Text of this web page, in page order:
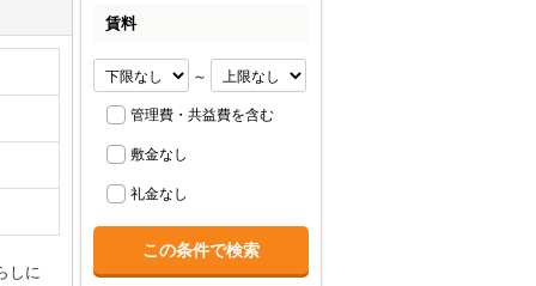
しに
賃料
～
管理費・共益費を含む
敷金なし
礼金なし